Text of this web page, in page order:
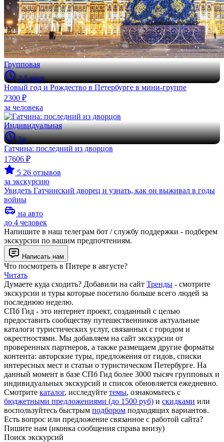
Групповая
2.5 часа
Новый год и Рождество в Петербурге в мини-группе
2300 ₽
за человека
Индивидуальная
5ч
Гатчина: последний из дворцов
17606 ₽
5 26 отзывов
за экскурсию
Увидеть Гатчинский дворец и узнать, как он выживал в годы
войны
на авто
до 4 человек
Напишите в наш телеграм бот / службу поддержки - подберем
экскурсии по вашим предпочтениям.
Написать нам
Что посмотреть в Питере в августе?
Читать
Думаете куда сходить? Добавили на сайт Тренды - смотрите
экскурсии и туры которые посетило больше всего людей за
последнюю неделю.
СПб Гид - это интернет проект, созданный с целью
предоставить сообществу путешественников актуальные
каталоги туристических услуг, связанных с городом и
окрестностями. Мы добавляем на сайт экскурсии от
проверенных партнеров, а также размещаем другие форматы
контента: авторские туры, предложения от гидов, списки
интересных мест и статьи о туристическом Петербурге. На
данный момент в базе СПб Гид более 3000 тысяч групповых и
индивидуальных экскурсий и список обновляется ежедневно.
Смотрите каталог, исследуйте темы, ознакомьтесь с
бюджетными предложениями (до 1500 руб) и скидками или
воспользуйтесь быстрым подбором подходящих вариантов.
Есть вопрос или предложение связанное с работой сайта?
Пишите нам (иконка сообщения справа внизу)
Поиск экскурсий